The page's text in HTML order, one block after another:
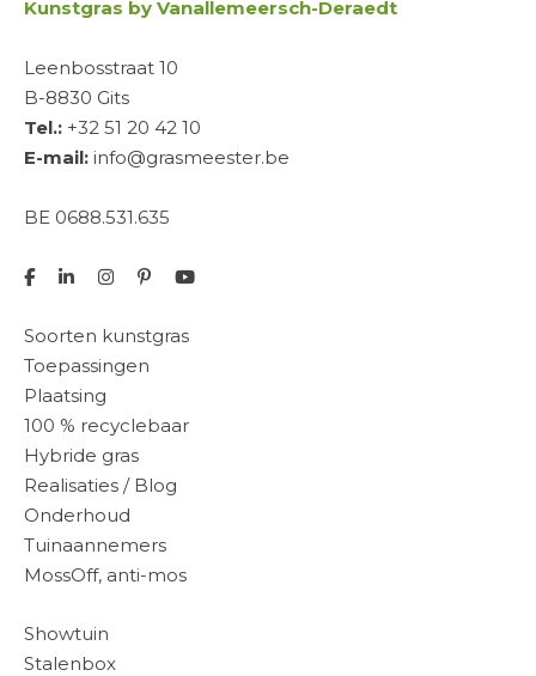
Kunstgras by Vanallemeersch-Deraedt
Leenbosstraat 10
B-8830 Gits
Tel.: +32 51 20 42 10
E-mail: info@grasmeester.be
BE 0688.531.635
Soorten kunstgras
Toepassingen
Plaatsing
100 % recyclebaar
Hybride gras
Realisaties / Blog
Onderhoud
Tuinaannemers
MossOff, anti-mos
Showtuin
Stalenbox